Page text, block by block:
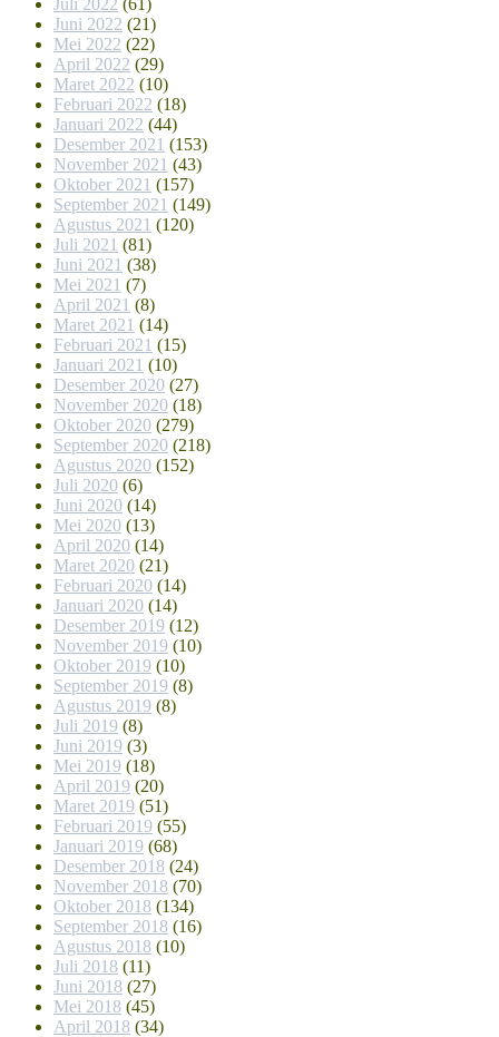
Juni 2022 (21)
Mei 2022 (22)
April 2022 (29)
Maret 2022 (10)
Februari 2022 (18)
Januari 2022 (44)
Desember 2021 (153)
November 2021 (43)
Oktober 2021 (157)
September 2021 (149)
Agustus 2021 (120)
Juli 2021 (81)
Juni 2021 (38)
Mei 2021 (7)
April 2021 (8)
Maret 2021 (14)
Februari 2021 (15)
Januari 2021 (10)
Desember 2020 (27)
November 2020 (18)
Oktober 2020 (279)
September 2020 (218)
Agustus 2020 (152)
Juli 2020 (6)
Juni 2020 (14)
Mei 2020 (13)
April 2020 (14)
Maret 2020 (21)
Februari 2020 (14)
Januari 2020 (14)
Desember 2019 (12)
November 2019 (10)
Oktober 2019 (10)
September 2019 (8)
Agustus 2019 (8)
Juli 2019 (8)
Juni 2019 (3)
Mei 2019 (18)
April 2019 (20)
Maret 2019 (51)
Februari 2019 (55)
Januari 2019 (68)
Desember 2018 (24)
November 2018 (70)
Oktober 2018 (134)
September 2018 (16)
Agustus 2018 (10)
Juli 2018 (11)
Juni 2018 (27)
Mei 2018 (45)
April 2018 (34)